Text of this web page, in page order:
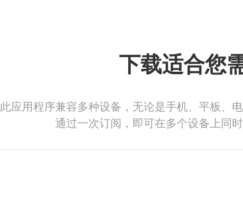
下载适合您
此应用程序兼容多种设备，无论是手机、平板、
通过一次订阅，即可在多个设备上同